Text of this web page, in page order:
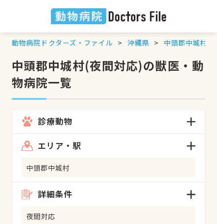
動物病院ドクターズ・ファイル 沖縄県 中頭郡中城村
中頭郡中城村(夜間対応)の獣医・動
物病院一覧
診療動物
エリア・駅
中頭郡中城村
詳細条件
夜間対応